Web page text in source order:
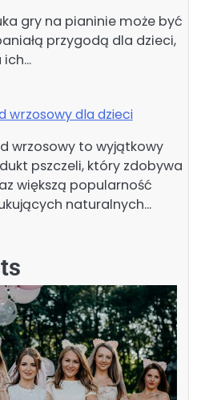
gry na pianinie może być
przygodą dla dzieci,
ich…
wrzosowy dla dzieci
wrzosowy to wyjątkowy
pszczeli, który zdobywa
większą popularność
naturalnych…